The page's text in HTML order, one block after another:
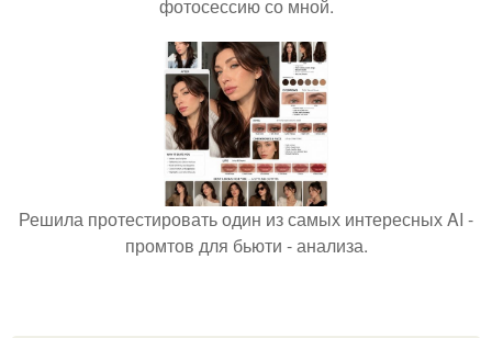
фотосессию со мной.
Решила протестировать один из самых интересных AI -
промтов для бьюти - анализа.